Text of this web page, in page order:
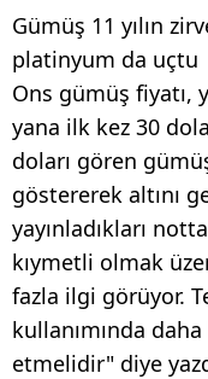
Gümüş 11 yılın
platinyum da uçtu
Ons gümüş fiyatı,
yana ilk kez 30
doları gören
göstererek altını
yayınladıkları
kıymetli olmak
fazla ilgi görüyor.
kullanımında
etmelidir" diye